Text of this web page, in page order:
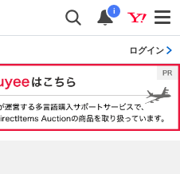
i
ログイン